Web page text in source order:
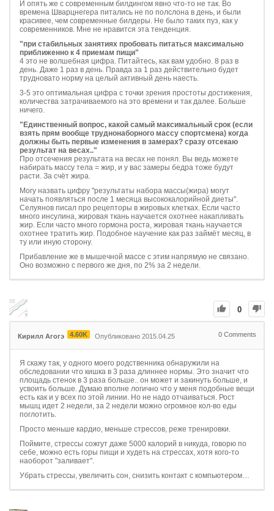
И опять же с современным билдингом явно что-то не так. Во
времена Шварцнегера питались не по полслона в день, и были
красивее, чем современные билдеры. Не было таких пуз, как у
современников. Мне не нравится эта тенденция.
"при стабильных занятиях пробовать питаться максимально
приближенно к 4 приемам пищи"
4 это не волшебная цифра. Питайтесь, как вам удобно. 8 раз в
день. Даже 1 раз в день. Правда за 1 раз действительно будет
трудновато норму на целый активный день наесть.
3-5 это оптимальная цифра с точки зрения простоты достижения,
количества затрачиваемого на это времени и так далее. Больше
ничего.
"Единственный вопрос, какой самый максимальный срок (если
взять прям вообще труднонаборного массу спортсмена) когда
должны быть первые изменения в замерах? сразу отсекаю
результат на весах.."
Про отсечения результата на весах не понял. Вы ведь можете
набирать массу тела = жир, и у вас замеры бедра тоже будут
расти. За счёт жира.
Могу назвать цифру "результаты набора массы(жира) могут
начать появляться после 1 месяца высококалорийной диеты".
Селуянов писал про рецепторы в жировых клетках. Если часто
много инсулина, жировая ткань научается охотнее накапливать
жир. Если часто много гормона роста, жировая ткань научается
охотнее тратить жир. Подобное научение как раз займёт месяц, в
ту или иную сторону.
Прибавление же в мышечной массе с этим напрямую не связано.
Оно возможно с первого же дня, по 2% за 2 недели.
0
Кирилл Агогэ 4.60K Опубликовано 2015.04.25 0 Comments
Я скажу так, у одного моего родственника обнаружили на
обследовании что кишка в 3 раза длиннее нормы. Это значит что
площадь стенок в 3 раза больше.. он может и закинуть больше, и
усвоить больше. Думаю вполне логично что у меня подобные вещи
есть как и у всех по этой линии. Но не надо отчаиваться. Рост
мышц идет 2 недели, за 2 недели можно огромное кол-во еды
поглотить.
Просто меньше кардио, меньше стрессов, реже тренировки.
Поймите, стрессы сожгут даже 5000 калорий в никуда, говорю по
себе, можно есть горы пищи и худеть на стрессах, хотя кого-то
наоборот "заливает".
Убрать стрессы, увеличить сон, снизить контакт с компьютером…